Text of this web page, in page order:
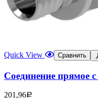
Quick View Сравнить
Соединение прямое
201,96Р